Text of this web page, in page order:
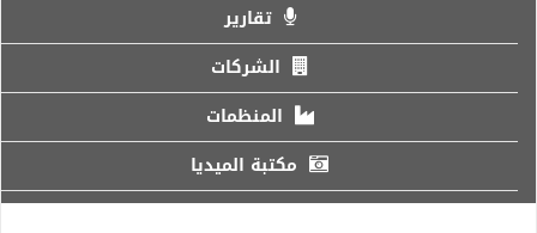
تقارير
الشركات
المنظمات
مكتبة الميديا